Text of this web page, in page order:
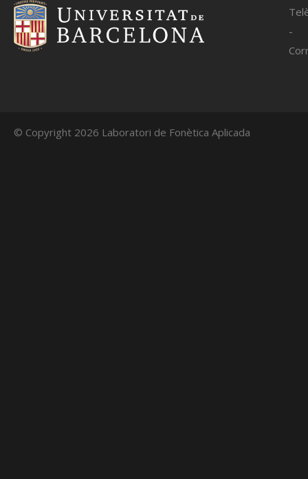
-
© Copyright 2026 Laboratori de Fonètica Aplicada